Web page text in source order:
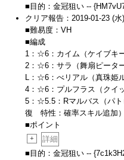
■目的：金冠狙い --
クリア報告：2019-01-23 (
■難易度：VH
■編成
1：☆6：カイム（ケイブキ
2：☆6：サラ（舞扇ピータ
L：☆6：べリアル（真珠姫
4：☆6：プルフラス（クイ
5：☆5.5：Rマルバス（パ
復 特性：確率スキル追加）
■ポイント
+
詳細
■目的：金冠狙い --